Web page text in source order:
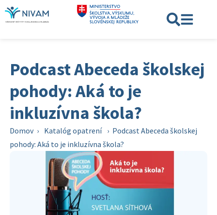
Podcast Abeceda školskej
pohody: Aká to je
inkluzívna škola?
Domov › Katalóg opatrení › Podcast Abeceda školskej
pohody: Aká to je inkluzívna škola?